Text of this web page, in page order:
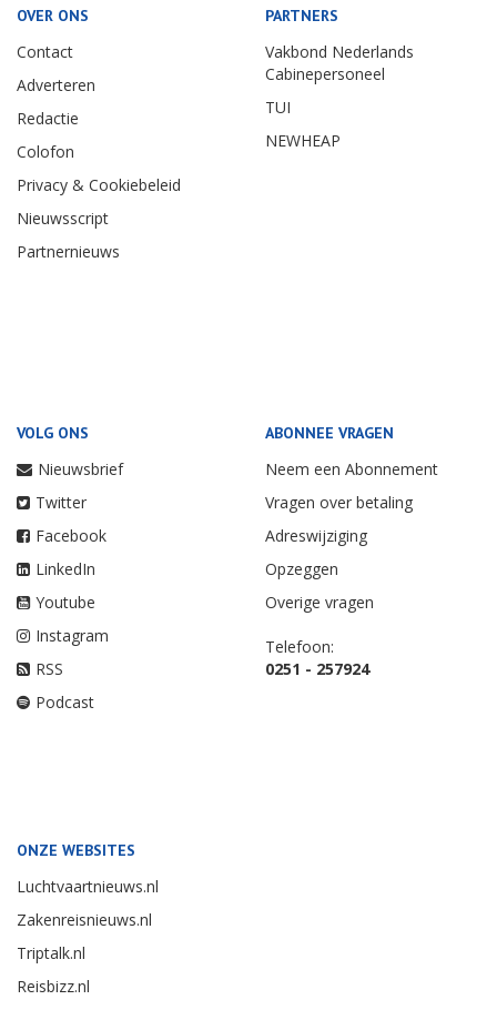
OVER ONS
Contact
Adverteren
Redactie
Colofon
Privacy & Cookiebeleid
Nieuwsscript
Partnernieuws
PARTNERS
Vakbond Nederlands
Cabinepersoneel
TUI
NEWHEAP
VOLG ONS
Nieuwsbrief
Twitter
Facebook
LinkedIn
Youtube
Instagram
RSS
Podcast
ABONNEE VRAGEN
Neem een Abonnement
Vragen over betaling
Adreswijziging
Opzeggen
Overige vragen
Telefoon:
0251 - 257924
ONZE WEBSITES
Luchtvaartnieuws.nl
Zakenreisnieuws.nl
Triptalk.nl
Reisbizz.nl